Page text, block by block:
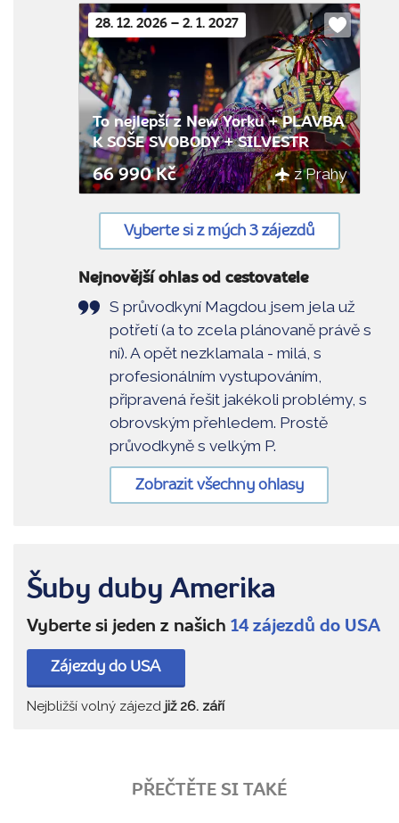
28. 12. 2026 – 2. 1. 2027
Do
oblíbených
To nejlepší z New Yorku + PLAVBA
K SOŠE SVOBODY + SILVESTR
66 990 Kč z Prahy
Vyberte si z mých 3 zájezdů
Nejnovější ohlas od cestovatele
S průvodkyní Magdou jsem jela už
potřetí (a to zcela plánovaně právě s
ní). A opět nezklamala - milá, s
profesionálním vystupováním,
připravená řešit jakékoli problémy, s
obrovským přehledem. Prostě
průvodkyně s velkým P.
Zobrazit všechny ohlasy
Šuby duby Amerika
Vyberte si jeden z našich 14 zájezdů do USA
Zájezdy do USA
Nejbližší volný zájezd již 26. září
PŘEČTĚTE SI TAKÉ